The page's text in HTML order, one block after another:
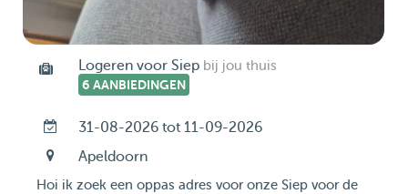
Logeren voor Siep bij jou thuis
6 AANBIEDINGEN
31-08-2026 tot 11-09-2026
Apeldoorn
Hoi ik zoek een oppas adres voor onze Siep voor de